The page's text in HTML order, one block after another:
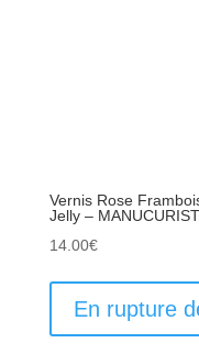
Vernis Rose
Jelly –
14.00€
En rupture